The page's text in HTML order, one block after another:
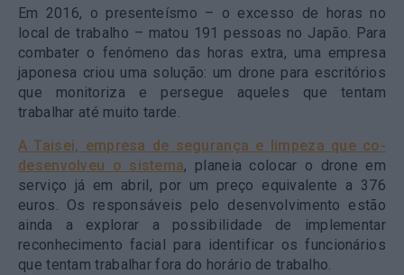
Em 2016, o presenteísmo – o excesso de horas no
local de trabalho – matou 191 pessoas no Japão. Para
combater o fenómeno das horas extra, uma empresa
japonesa criou uma solução: um drone para escritórios
que monitoriza e persegue aqueles que tentam
trabalhar até muito tarde.
A Taisei, empresa de segurança e limpeza que co-
desenvolveu o sistema, planeia colocar o drone em
serviço já em abril, por um preço equivalente a 376
euros. Os responsáveis pelo desenvolvimento estão
ainda a explorar a possibilidade de implementar
reconhecimento facial para identificar os funcionários
que tentam trabalhar fora do horário de trabalho.